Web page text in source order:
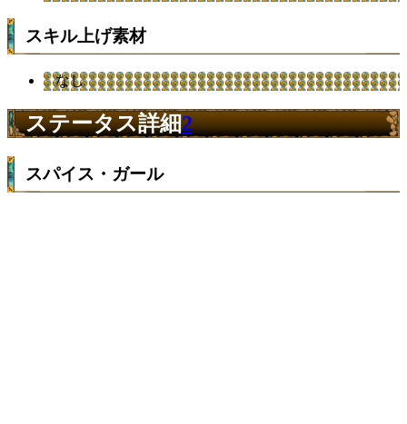
スキル上げ素材
なし
ステータス詳細2
スパイス・ガール